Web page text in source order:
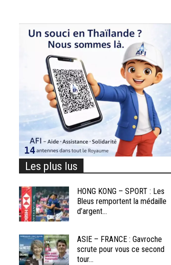
Les plus lus
HONG KONG – SPORT : Les
Bleus remportent la médaille
d’argent...
ASIE – FRANCE : Gavroche
scrute pour vous ce second
tour...